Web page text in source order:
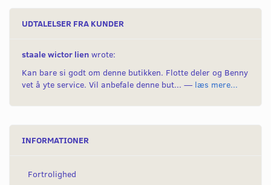
UDTALELSER FRA KUNDER
staale wictor lien wrote:
Kan bare si godt om denne butikken. Flotte deler og Benny
vet å yte service. Vil anbefale denne but... — læs mere...
INFORMATIONER
Fortrolighed